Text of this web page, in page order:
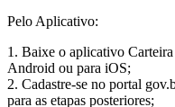
Pelo Aplicativo:
1. Baixe o aplicativo
Android ou para iOS;
2. Cadastre-se no portal
para as etapas posteriores;